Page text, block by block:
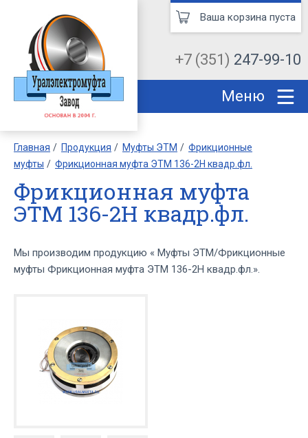
+7 (351) 247-99-10
Ваша корзина пуста
Меню
Главная Продукция Муфты ЭТМ
Фрикционные
муфты
Фрикционная муфта ЭТМ 136-2Н квадр.фл.
Фрикционная муфта
ЭТМ 136-2Н квадр.фл.
Мы производим продукцию « Муфты ЭТМ/Фрикционные
муфты Фрикционная муфта ЭТМ 136-2Н квадр.фл.».